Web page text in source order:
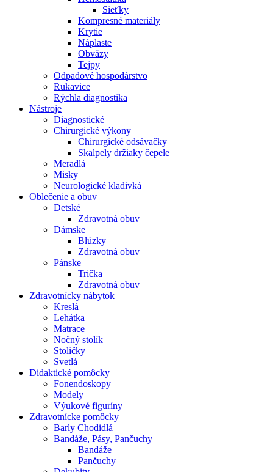
Sieťky
Kompresné materiály
Krytie
Náplaste
Obväzy
Tejpy
Odpadové hospodárstvo
Rukavice
Rýchla diagnostika
Nástroje
Diagnostické
Chirurgické výkony
Chirurgické odsávačky
Skalpely držiaky čepele
Meradlá
Misky
Neurologické kladivká
Oblečenie a obuv
Detské
Zdravotná obuv
Dámske
Blúzky
Zdravotná obuv
Pánske
Trička
Zdravotná obuv
Zdravotnícky nábytok
Kreslá
Lehátka
Matrace
Nočný stolík
Stoličky
Svetlá
Didaktické pomôcky
Fonendoskopy
Modely
Výukové figuríny
Zdravotnícke pomôcky
Barly Chodidlá
Bandáže, Pásy, Pančuchy
Bandáže
Pančuchy